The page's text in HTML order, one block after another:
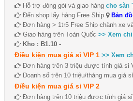
Hỗ trợ đóng gói và giao hàng cho sàn
Đến shop lấy hàng Free Ship
Bản đồ
Đơn hàng > 1tr5 Free Ship chành xe
Giao hàng trên Toàn Quốc >> Xem
Kho : B1.10 -
Điều kiện mua giá sỉ VIP 1 >> Xem
Đơn hàng trên 3 triệu được tính giá sỉ
Doanh số trên 10 triệu/tháng mua giá
Điều kiện mua giá sỉ VIP 2
Đơn hàng trên 10 triệu được tính giá